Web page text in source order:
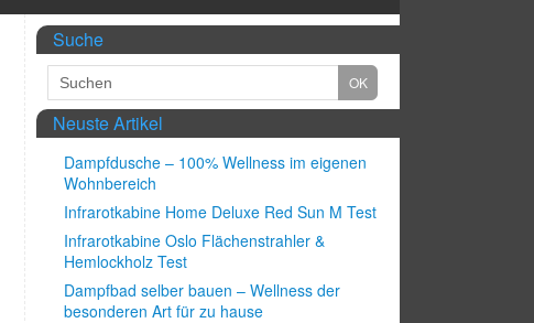
Suche
Neuste Artikel
Dampfdusche – 100% Wellness im eigenen
Wohnbereich
Infrarotkabine Home Deluxe Red Sun M Test
Infrarotkabine Oslo Flächenstrahler &
Hemlockholz Test
Dampfbad selber bauen – Wellness der
besonderen Art für zu hause